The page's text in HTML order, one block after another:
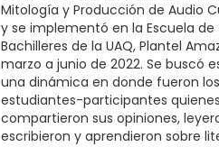
Mitología y Producción de Audio
y se implementó en la Escuela de
Bachilleres de la UAQ, Plantel
marzo a junio de 2022. Se buscó
una dinámica en donde fueron los
estudiantes-participantes
compartieron sus opiniones,
escribieron y aprendieron sobre